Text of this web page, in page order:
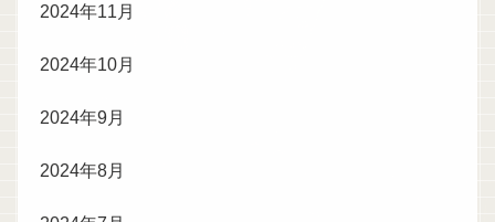
2024年11月
2024年10月
2024年9月
2024年8月